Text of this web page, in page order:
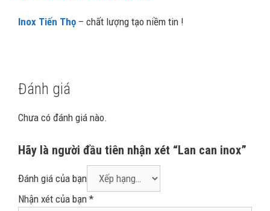
Inox Tiến Thọ – chất lượng tạo niềm tin !
Đánh giá
Chưa có đánh giá nào.
Hãy là người đầu tiên nhận xét “Lan can inox”
Đánh giá của bạn
Nhận xét của bạn *